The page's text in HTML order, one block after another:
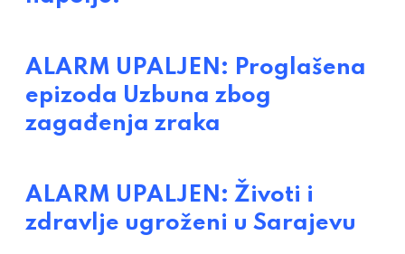
ALARM UPALJEN: Proglašena
epizoda Uzbuna zbog
zagađenja zraka
ALARM UPALJEN: Životi i
zdravlje ugroženi u Sarajevu